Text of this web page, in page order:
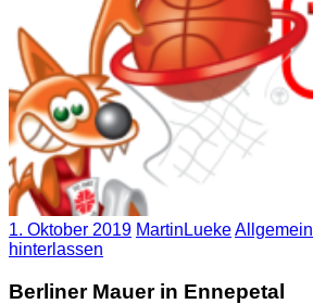
1. Oktober 2019 MartinLuekeAllgemein
hinterlassen
Berliner Mauer in Ennepetal